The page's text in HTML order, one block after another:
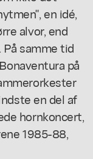
en idé,
alvor, end
samme tid
på
en del af
hornkoncert,
1985-88,